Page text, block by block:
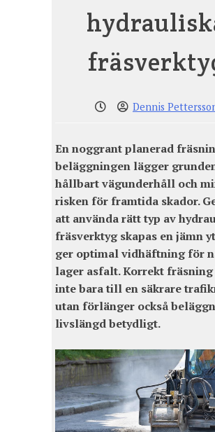
Dennis
En noggrant planerad
beläggningen lägger
hållbart vägunderhåll och
risken för framtida skador.
att använda rätt typ av
fräsverktyg skapas en jämn
ger optimal vidhäftning för
lager asfalt. Korrekt
inte bara till en säkrare
utan förlänger också
livslängd betydligt.